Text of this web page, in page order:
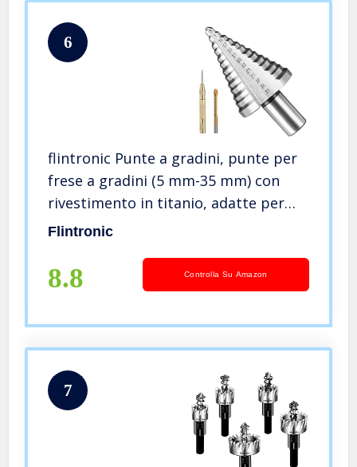
6
flintronic Punte a gradini, punte per
frese a gradini (5 mm-35 mm) con
rivestimento in titanio, adatte per
acciaio, legno, plastica, ottone,
Flintronic
8.8 Controlla Su Amazon
7